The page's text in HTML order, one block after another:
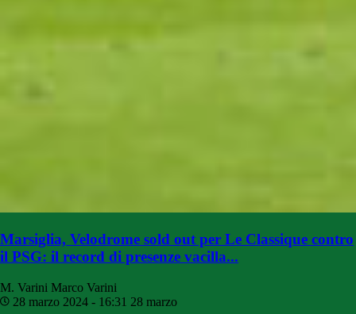
Marsiglia, Velodrome sold out per Le Classique contro
il PSG: il record di presenze vacilla...
M. Varini Marco Varini
28 marzo 2024 - 16:31 28 marzo